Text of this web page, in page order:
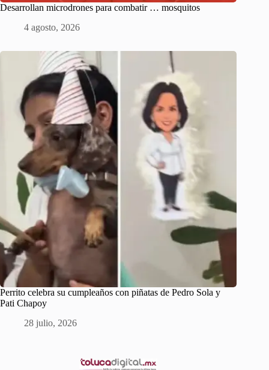
Desarrollan microdrones para combatir … mosquitos
4 agosto, 2026
Perrito celebra su cumpleaños con piñatas de Pedro Sola y
Pati Chapoy
28 julio, 2026